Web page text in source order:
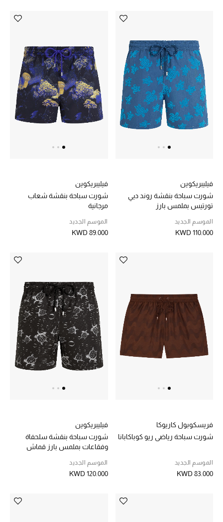
الحب للمحلي
الملابس الرياضية النسائية
تشكيلة الأعراس
حقائب وأحذية متطابقة
جميع الملابس النسائية
جميع الأحذية النسائية
جميع الحقائب النسائية
موضة نسائية
تسوقوا للنساء
الحقائب
دليل ملتزمات الحقائب
حقائب الأطفال
فيليبريكوين
شورت سباحة بنقشة روند ديي
تورتيس بملمس بارز
الموسم الجديد
KWD 110.000
فيليبريكوين
شورت سباحة بنقشة شعاب
مرجانية
الموسم الجديد
KWD 89.000
فريسكوبول كاريوكا
شورت سباحة رياضي ريو كوباكابانا
الموسم الجديد
KWD 83.000
فيليبريكوين
شورت سباحة بنقشة سلحفاة
وفقاعات بملمس بارز قماش
الموسم الجديد
KWD 120.000